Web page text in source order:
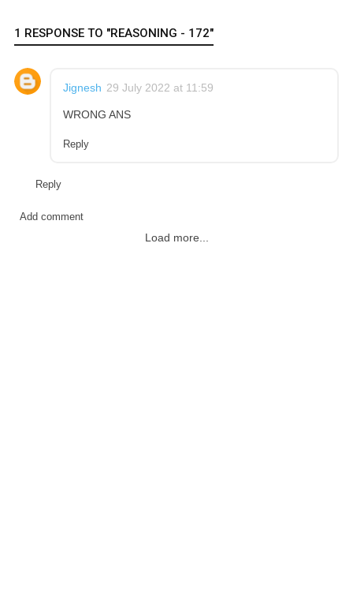
1 RESPONSE TO "REASONING - 172"
Jignesh 29 July 2022 at 11:59
WRONG ANS
Reply
Reply
Add comment
Load more...